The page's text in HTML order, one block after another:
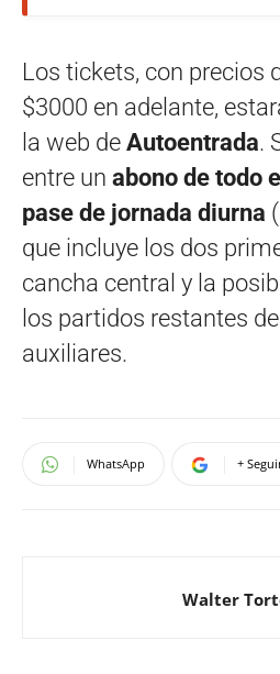
Los tickets, con precios
$3000 en adelante,
la web de Autoentrada.
entre un abono de todo
pase de jornada diurna
que incluye los dos
cancha central y la
los partidos restantes
auxiliares.
WhatsApp +
Walter